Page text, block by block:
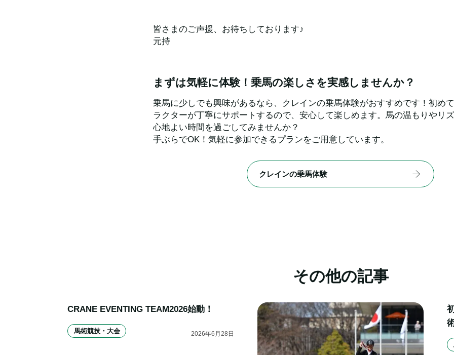
皆さまのご声援、お待ちしております♪
元持
まずは気軽に体験！乗馬の楽しさを実感しませんか？
乗馬に少しでも興味があるなら、クレインの乗馬体験がおすすめです！初め
ラクターが丁寧にサポートするので、安心して楽しめます。馬の温もりやリズ
心地よい時間を過ごしてみませんか？
手ぶらでOK！気軽に参加できるプランをご用意しています。
クレインの乗馬体験
その他の記事
CRANE EVENTING TEAM2026始動！
馬術競技・大会 2026年6 月 28 日